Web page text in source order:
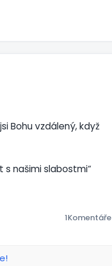
Bohu vzdálený, když
našimi slabostmi“
(Jakub 1:2).
4:31).
1Komentáře